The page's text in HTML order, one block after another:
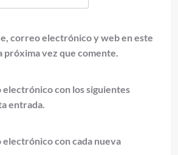
correo electrónico y web en este
próxima vez que comente.
con los siguientes
entrada.
con cada nueva